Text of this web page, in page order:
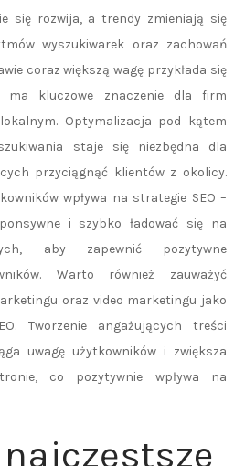
się rozwija, a trendy zmieniają się
wyszukiwarek oraz zachowań
coraz większą wagę przykłada się
ma kluczowe znaczenie dla firm
Optymalizacja pod kątem
staje się niezbędna dla
przyciągnąć klientów z okolicy.
wpływa na strategie SEO –
i szybko ładować się na
aby zapewnić pozytywne
Warto również zauważyć
oraz video marketingu jako
Tworzenie angażujących treści
uwagę użytkowników i zwiększa
co pozytywnie wpływa na